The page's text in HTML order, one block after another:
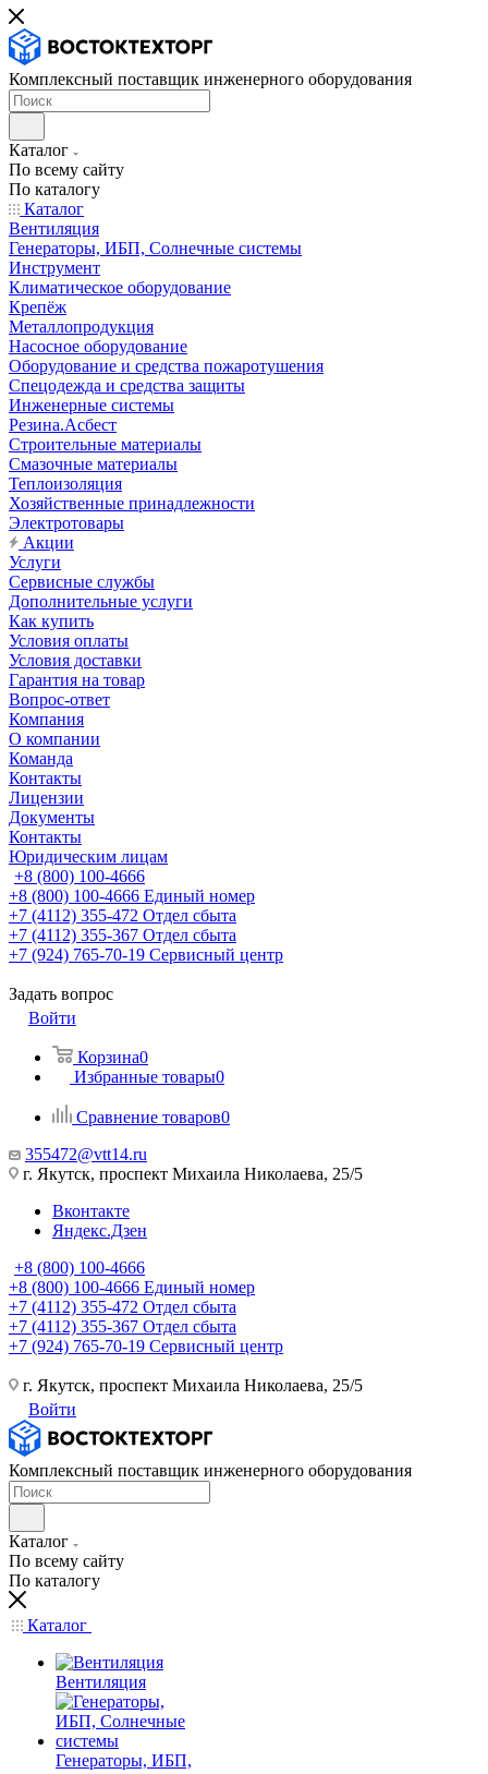
Комплексный поставщик инженерного оборудования
Каталог
По всему сайту
По каталогу
Каталог
Вентиляция
Генераторы, ИБП, Солнечные системы
Инструмент
Климатическое оборудование
Крепёж
Металлопродукция
Насосное оборудование
Оборудование и средства пожаротушения
Спецодежда и средства защиты
Инженерные системы
Резина.Асбест
Строительные материалы
Смазочные материалы
Теплоизоляция
Хозяйственные принадлежности
Электротовары
Акции
Услуги
Сервисные службы
Дополнительные услуги
Как купить
Условия оплаты
Условия доставки
Гарантия на товар
Вопрос-ответ
Компания
О компании
Команда
Контакты
Лицензии
Документы
Контакты
Юридическим лицам
+8 (800) 100-4666
+8 (800) 100-4666 Единый номер
+7 (4112) 355-472 Отдел сбыта
+7 (4112) 355-367 Отдел сбыта
+7 (924) 765-70-19 Сервисный центр
Задать вопрос
Войти
Корзина0
Избранные товары0
Сравнение товаров0
355472@vtt14.ru
г. Якутск, проспект Михаила Николаева, 25/5
Вконтакте
Яндекс.Дзен
+8 (800) 100-4666
+8 (800) 100-4666 Единый номер
+7 (4112) 355-472 Отдел сбыта
+7 (4112) 355-367 Отдел сбыта
+7 (924) 765-70-19 Сервисный центр
г. Якутск, проспект Михаила Николаева, 25/5
Войти
Комплексный поставщик инженерного оборудования
Каталог
По всему сайту
По каталогу
Каталог
Вентиляция
Генераторы, ИБП,